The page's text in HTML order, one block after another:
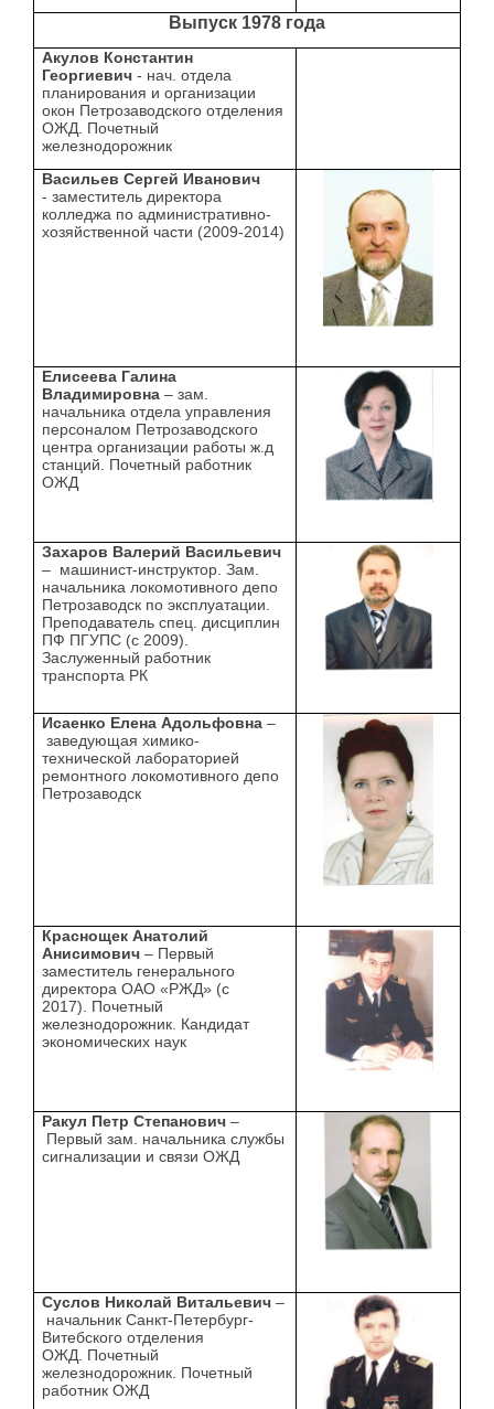
Выпуск 1978 года
Акулов Константин
Георгиевич - нач. отдела
планирования и организации
окон Петрозаводского отделения
ОЖД. Почетный
железнодорожник
Васильев Сергей Иванович
- заместитель директора
колледжа по административно-
хозяйственной части (2009-2014)
Елисеева Галина
Владимировна – зам.
начальника отдела управления
персоналом Петрозаводского
центра организации работы ж.д
станций. Почетный работник
ОЖД
Захаров Валерий Васильевич
– машинист-инструктор. Зам.
начальника локомотивного депо
Петрозаводск по эксплуатации.
Преподаватель спец. дисциплин
ПФ ПГУПС (с 2009).
Заслуженный работник
транспорта РК
Исаенко Елена Адольфовна–
заведующая химико-
технической лабораторией
ремонтного локомотивного депо
Петрозаводск
Краснощек Анатолий
Анисимович – Первый
заместитель генерального
директора ОАО «РЖД» (с
2017). Почетный
железнодорожник. Кандидат
экономических наук
Ракул Петр Степанович–
Первый зам. начальника службы
сигнализации и связи ОЖД
Суслов Николай Витальевич –
начальник Санкт-Петербург-
Витебского отделения
ОЖД. Почетный
железнодорожник. Почетный
работник ОЖД